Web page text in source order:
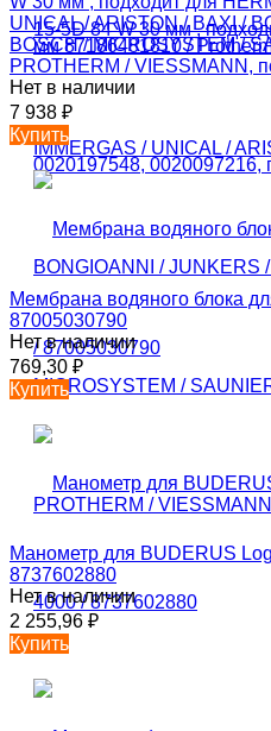
UNICAL / ARISTON / BAXI /
BOSCH / MICROSYSTEM /
PROTHERM / VIESSMANN,
Нет в наличии
7 938 ₽
Купить
Мембрана водяного блока
87005030790
Нет в наличии
769,30 ₽
Купить
Манометр для BUDERUS
8737602880
Нет в наличии
2 255,96 ₽
Купить